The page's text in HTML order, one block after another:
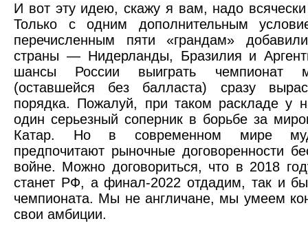
И вот эту идею, скажу я вам, надо
Только с одним дополнительным
перечисленным пяти «грандам»
страны — Нидерланды, Бразилия и
шансы России выиграть
(оставшейся без балласта) сразу
порядка. Пожалуй, при таком раскладе у
один серьезный соперник в борьбе за
Катар. Но в современном мире
предпочитают рыночные договоренности
войне. Можно договориться, что в 2018
станет РФ, а финал-2022 отдадим, так и
чемпионата. Мы не англичане, мы умеем
свои амбиции.